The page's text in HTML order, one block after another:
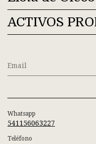
ACTIVOS
Whatsapp
541156063227
Teléfono